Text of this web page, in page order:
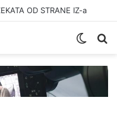
OD STRANE IZ-a
Switch